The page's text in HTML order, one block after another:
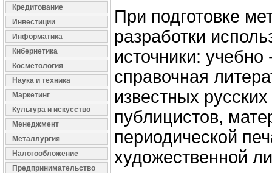
Кредитование
Инвестиции
Информатика
Кибернетика
Косметология
Наука и техника
Маркетинг
Культура и искусство
Менеджмент
Металлургия
Налогообложение
Предпринимательство
При подготовке
разработки
источники:
справочная
известных
публицистов,
периодической
художественной